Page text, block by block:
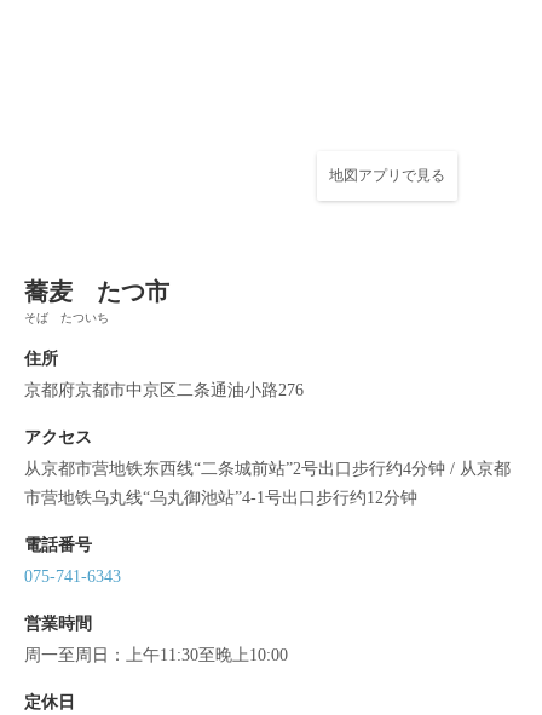
地図アプリで見る
蕎麦 たつ市
そば たついち
住所
京都府京都市中京区二条通油小路276
アクセス
从京都市营地铁东西线“二条城前站”2号出口步行约4分钟 / 从京都
市营地铁乌丸线“乌丸御池站”4-1号出口步行约12分钟
電話番号
075-741-6343
営業時間
周一至周日：上午11:30至晚上10:00
定休日
地图 | 蕎麦 たつ市
https://soba-tatsuichi-kyoto.owst.jp/map